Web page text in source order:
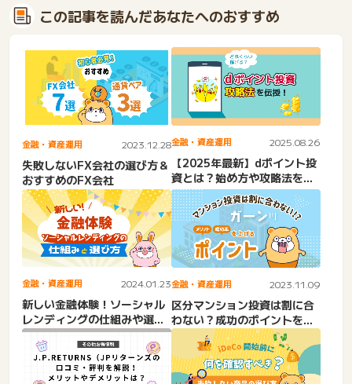
この記事を読んだあなたへのおすすめ
金融・資産運用 2023.12.28
失敗しないFX会社の選び方＆
おすすめのFX会社
金融・資産運用 2025.08.26
【2025年最新】dポイント投
資とは？始め方や攻略法を口
コミと一緒にご紹介
金融・資産運用 2024.01.23
新しい金融体験！ソーシャル
レンディングの仕組みや選び
方を紹介
金融・資産運用 2023.11.09
区分マンション投資は割に合
わない？成功のポイントを解
説します